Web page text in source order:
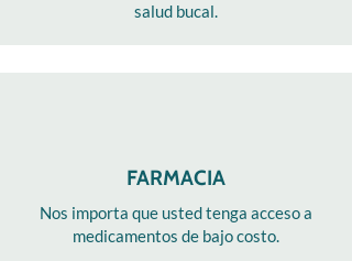
salud bucal.
FARMACIA
Nos importa que usted tenga acceso a
medicamentos de bajo costo.